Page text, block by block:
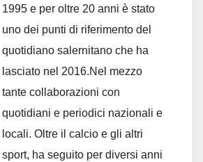
1995 e per oltre 20 anni è stato
uno dei punti di riferimento del
quotidiano salernitano che ha
lasciato nel 2016.Nel mezzo
tante collaborazioni con
quotidiani e periodici nazionali e
locali. Oltre il calcio e gli altri
sport, ha seguito per diversi anni